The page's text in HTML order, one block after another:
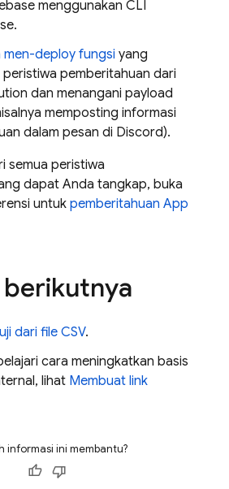
menggunakan CLI
.
men-deploy fungsi yang
pemberitahuan dari
dan menangani payload
memposting informasi
dalam pesan di Discord).
semua peristiwa
dapat Anda tangkap, buka
untuk pemberitahuan App
berikutnya
dari file CSV.
cara meningkatkan basis
lihat Membuat link
informasi ini membantu?